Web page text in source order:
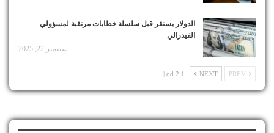
الدولار يستقر قبل سلسلة خطابات مرتقبة لمسؤولي
الفيدرالي
سبتمبر 22, 2025
NEXT
1 od 2 |